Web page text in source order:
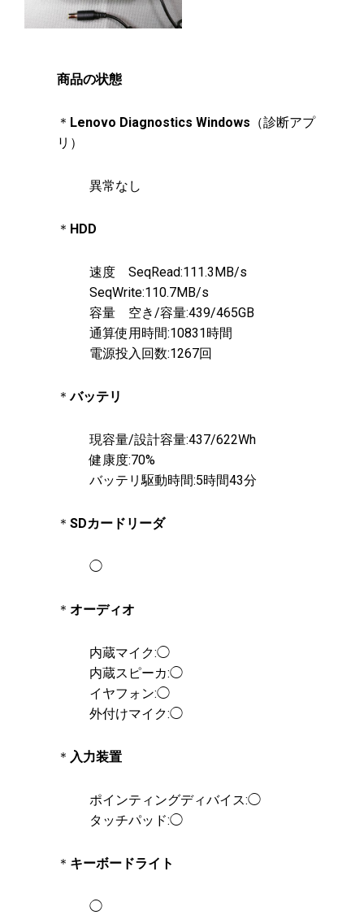
商品の状態
＊ Lenovo Diagnostics Windows （診断アプ
リ）
異常なし
＊ HDD
速度 SeqRead:111.3MB/s
SeqWrite:110.7MB/s
容量 空き/容量:439/465GB
通算使用時間:10831時間
電源投入回数:1267回
＊バッテリ
現容量/設計容量:437/622Wh
健康度:70%
バッテリ駆動時間:5時間43分
＊ SDカードリーダ
◯
＊ オーディオ
内蔵マイク:◯
内蔵スピーカ:◯
イヤフォン:◯
外付けマイク:◯
＊ 入力装置
ポインティングディバイス:◯
タッチパッド:◯
＊ キーボードライト
◯